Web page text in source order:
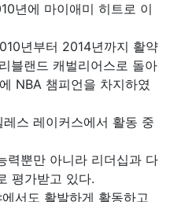
년에 마이애미 히트로 이
년부터 2014년까지 활약
블랜드 캐벌리어스로 돌아
NBA 챔피언을 차지하였
스 레이커스에서 활동 중
력뿐만 아니라 리더십과 다
평가받고 있다.
서도 활발하게 활동하고